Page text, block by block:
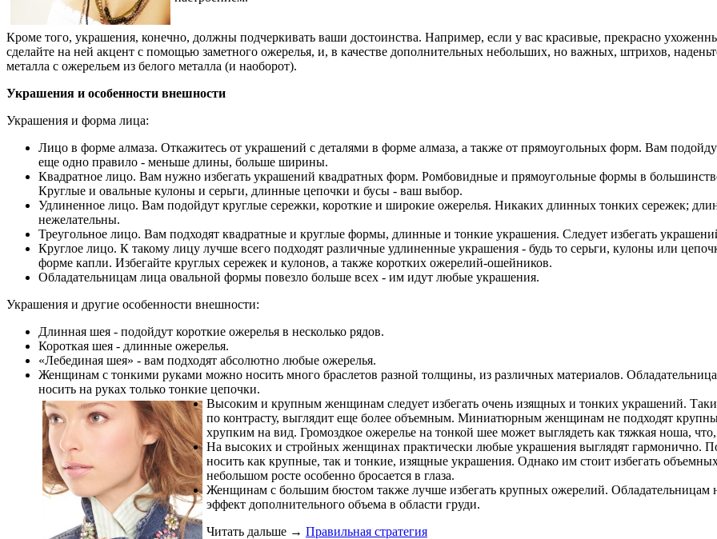
Кроме того, украшения, конечно, должны подчеркивать ваши достоинства. Например, если у вас красивые, прекрасно
сделайте на ней акцент с помощью заметного ожерелья, и, в качестве дополнительных небольших, но важных, штрихов,
металла с ожерельем из белого металла (и наоборот).
Украшения и особенности внешности
Украшения и форма лица:
Лицо в форме алмаза. Откажитесь от украшений с деталями в форме алмаза, а также от прямоугольных форм. Вам
еще одно правило - меньше длины, больше ширины.
Квадратное лицо. Вам нужно избегать украшений квадратных форм. Ромбовидные и прямоугольные формы в
Круглые и овальные кулоны и серьги, длинные цепочки и бусы - ваш выбор.
Удлиненное лицо. Вам подойдут круглые сережки, короткие и широкие ожерелья. Никаких длинных тонких сережек;
нежелательны.
Треугольное лицо. Вам подходят квадратные и круглые формы, длинные и тонкие украшения. Следует избегать
Круглое лицо. К такому лицу лучше всего подходят различные удлиненные украшения - будь то серьги, кулоны или
форме капли. Избегайте круглых сережек и кулонов, а также коротких ожерелий-ошейников.
Обладательницам лица овальной формы повезло больше всех - им идут любые украшения.
Украшения и другие особенности внешности:
Длинная шея - подойдут короткие ожерелья в несколько рядов.
Короткая шея - длинные ожерелья.
«Лебединая шея» - вам подходят абсолютно любые ожерелья.
Женщинам с тонкими руками можно носить много браслетов разной толщины, из различных материалов.
носить на руках только тонкие цепочки.
Высоким и крупным женщинам следует избегать очень изящных и тонких украшений.
по контрасту, выглядит еще более объемным. Миниатюрным женщинам не подходят
хрупким на вид. Громоздкое ожерелье на тонкой шее может выглядеть как тяжкая ноша,
На высоких и стройных женщинах практически любые украшения выглядят
носить как крупные, так и тонкие, изящные украшения. Однако им стоит избегать
небольшом росте особенно бросается в глаза.
Женщинам с большим бюстом также лучше избегать крупных ожерелий. Обладательницам
эффект дополнительного объема в области груди.
Читать дальше → Правильная стратегия